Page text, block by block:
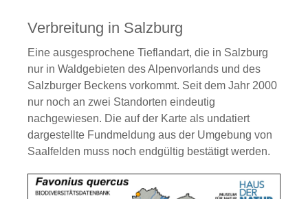
Verbreitung in Salzburg
Eine ausgesprochene Tieflandart, die in Salzburg
nur in Waldgebieten des Alpenvorlands und des
Salzburger Beckens vorkommt. Seit dem Jahr 2000
nur noch an zwei Standorten eindeutig
nachgewiesen. Die auf der Karte als undatiert
dargestellte Fundmeldung aus der Umgebung von
Saalfelden muss noch endgültig bestätigt werden.